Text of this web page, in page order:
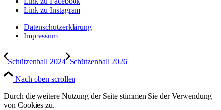
Link zu Instagram
Datenschutzerklärung
Impressum
Schützenball 2024 Schützenball 2026
Nach oben scrollen
Durch die weitere Nutzung der Seite stimmen Sie der Verwendung
von Cookies zu.